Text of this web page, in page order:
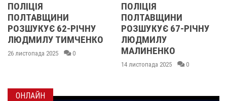
62-РІЧНУ
ТИМЧЕНКО
2025 0
ПОЛІЦІЯ
ПОЛТАВЩИНИ
РОЗШУКУЄ 67-РІЧНУ
ЛЮДМИЛУ
МАЛИНЕНКО
14 листопада 2025 0
ОНЛАЙН